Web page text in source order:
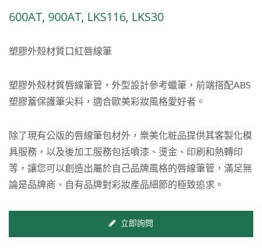
600AT, 900AT, LKS116, LKS30
塑膠外殼材質口紅唇線筆
塑膠外殼材質唇線筆管，外型設計參考蠟筆，前端搭配ABS
塑膠蓋保護筆尖料，適合歐美彩妝風格愛好者。
除了現有公版的唇線筆包材外，樂美化粧品提供其客製化模
具服務，以及後加工服務包括噴漆、燙金、印刷和熱轉印
等，讓您可以創造出屬於自己品牌風格的唇線筆管，滿足無
論是品牌商、自有品牌對彩妝產品細節的極致追求。
立即詢問